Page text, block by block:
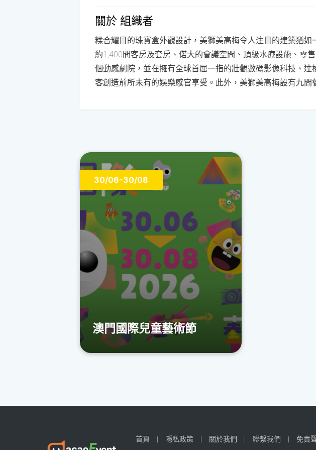
關於 組織者
糅合耀目的珠寶盒外觀設計，美獅美高梅令人注目的建築猶
約1,400間客房及套房、偌大的會議空間、頂級水療設施、零
個動感劇院，並在擁有全球首屈一指的壯觀數碼影像科技、
客創造前所未有的娛樂感官享受。此外，美獅美高梅設有九
30/06-30/08
澳門國際兒童藝術節
首頁 隱私政策 關於我們 聯繫我們 免責